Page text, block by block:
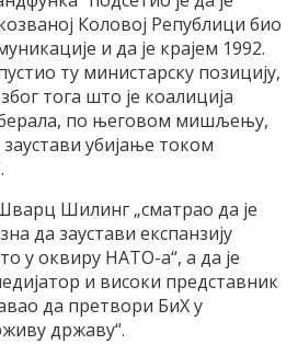
Коловој Републици био
и да је крајем 1992.
ту министарску позицију,
тога што је коалиција
по његовом мишљењу,
убијање током
Шилинг „сматрао да је
да заустави експанзију
у оквиру НАТО-а“, а да је
и високи представник
да претвори БиХ у
државу“.